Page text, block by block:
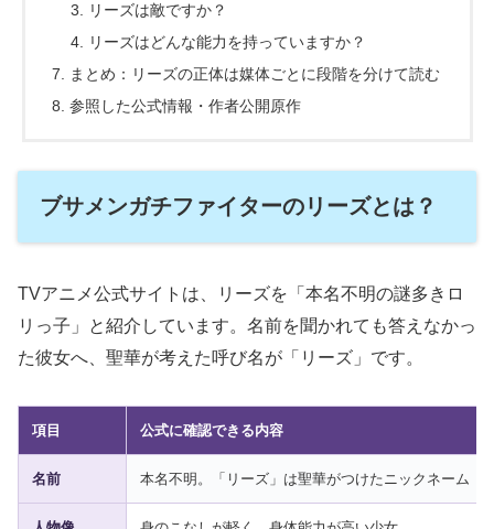
リーズは敵ですか？
リーズはどんな能力を持っていますか？
まとめ：リーズの正体は媒体ごとに段階を分けて読む
参照した公式情報・作者公開原作
ブサメンガチファイターのリーズとは？
TVアニメ公式サイトは、リーズを「本名不明の謎多きロ
リっ子」と紹介しています。名前を聞かれても答えなかっ
た彼女へ、聖華が考えた呼び名が「リーズ」です。
項目 公式に確認できる内容
名前 本名不明。「リーズ」は聖華がつけたニックネーム